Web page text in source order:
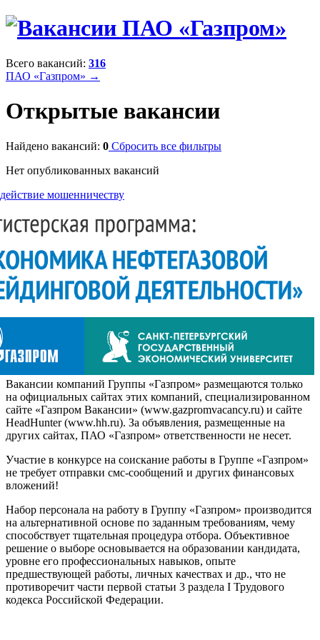
Всего вакансий: 316
ПАО «Газпром» →
Открытые вакансии
Найдено вакансий: 0 Сбросить все фильтры
Нет опубликованных вакансий
мошенничеству
Вакансии компаний Группы «Газпром» размещаются только
на официальных сайтах этих компаний, специализированном
сайте «Газпром Вакансии» (www.gazpromvacancy.ru) и сайте
HeadHunter (www.hh.ru). За объявления, размещенные на
других сайтах, ПАО «Газпром» ответственности не несет.
Участие в конкурсе на соискание работы в Группе «Газпром»
не требует отправки смс-сообщений и других финансовых
вложений!
Набор персонала на работу в Группу «Газпром» производится
на альтернативной основе по заданным требованиям, чему
способствует тщательная процедура отбора. Объективное
решение о выборе основывается на образовании кандидата,
уровне его профессиональных навыков, опыте
предшествующей работы, личных качествах и др., что не
противоречит части первой статьи 3 раздела I Трудового
кодекса Российской Федерации.